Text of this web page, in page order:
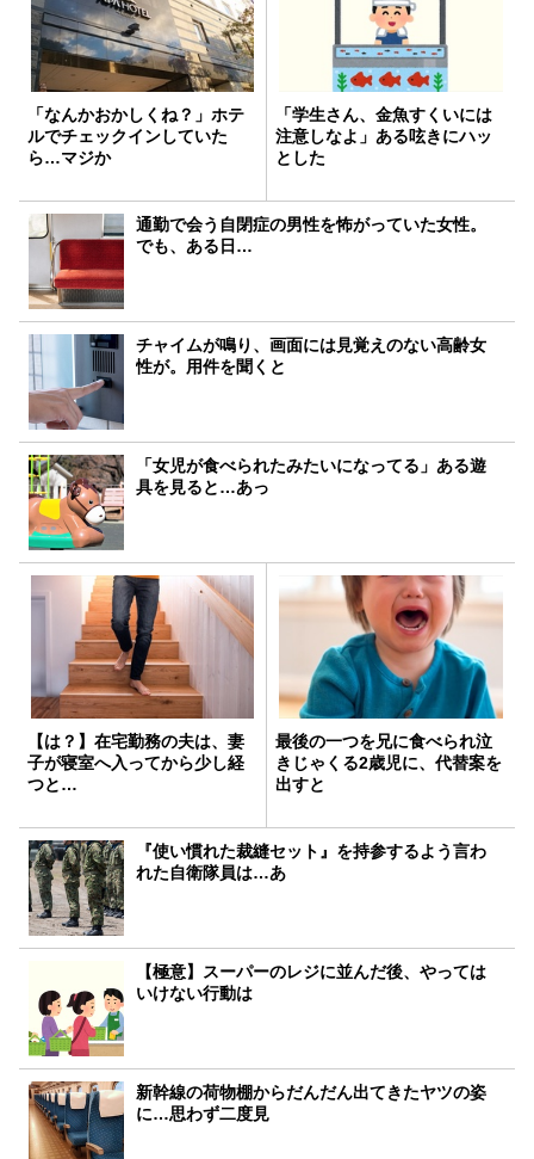
「なんかおかしくね？」ホテ
ルでチェックインしていた
ら…マジか
「学生さん、金魚すくいには
注意しなよ」ある呟きにハッ
とした
通勤で会う自閉症の男性を怖がっていた女性。
でも、ある日…
チャイムが鳴り、画面には見覚えのない高齢女
性が。用件を聞くと
「女児が食べられたみたいになってる」ある遊
具を見ると…あっ
【は？】在宅勤務の夫は、妻
子が寝室へ入ってから少し経
つと…
最後の一つを兄に食べられ泣
きじゃくる2歳児に、代替案を
出すと
『使い慣れた裁縫セット』を持参するよう言わ
れた自衛隊員は…あ
【極意】スーパーのレジに並んだ後、やっては
いけない行動は
新幹線の荷物棚からだんだん出てきたヤツの姿
に…思わず二度見